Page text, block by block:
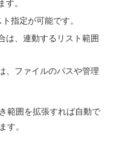
す。
指定が可能です。
は、連動するリスト範囲
、ファイルのパスや管理
範囲を拡張すれば自動で
す。